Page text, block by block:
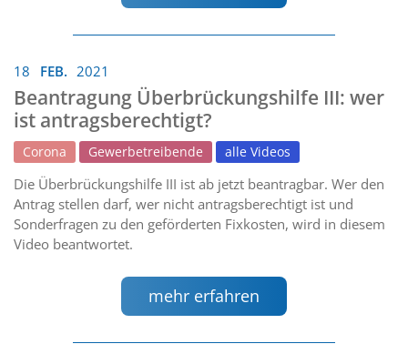
18 FEB. 2021
Beantragung Überbrückungshilfe III: wer
ist antragsberechtigt?
Corona Gewerbetreibende alle Videos
Die Überbrückungshilfe III ist ab jetzt beantragbar. Wer den
Antrag stellen darf, wer nicht antragsberechtigt ist und
Sonderfragen zu den geförderten Fixkosten, wird in diesem
Video beantwortet.
mehr erfahren